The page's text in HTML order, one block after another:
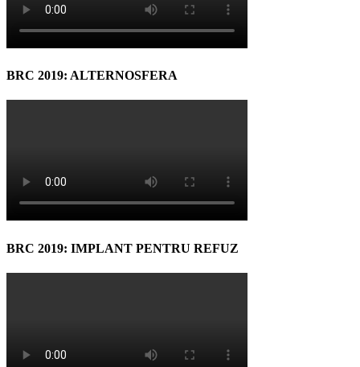
BRC 2019: ALTERNOSFERA
BRC 2019: IMPLANT PENTRU REFUZ